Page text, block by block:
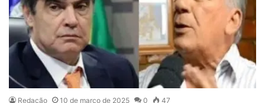
Redação 10 de março de 2025 0 47